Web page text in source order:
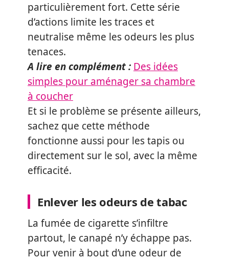
particulièrement fort. Cette série
d’actions limite les traces et
neutralise même les odeurs les plus
tenaces.
A lire en complément : Des idées
simples pour aménager sa chambre
à coucher
Et si le problème se présente ailleurs,
sachez que cette méthode
fonctionne aussi pour les tapis ou
directement sur le sol, avec la même
efficacité.
Enlever les odeurs de tabac
La fumée de cigarette s’infiltre
partout, le canapé n’y échappe pas.
Pour venir à bout d’une odeur de